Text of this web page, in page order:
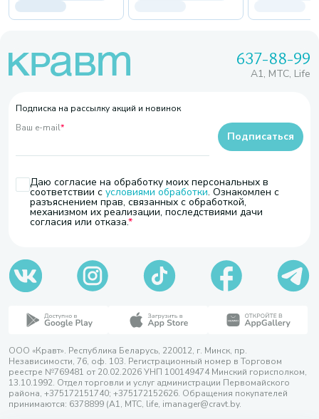
637-88-99
A1, МТС, Life
Подписка на рассылку акций и новинок
Ваш e-mail*
Даю согласие на обработку моих персональных в
соответствии с условиями обработки. Ознакомлен с
разъяснением прав, связанных с обработкой,
механизмом их реализации, последствиями дачи
согласия или отказа.
Подписаться
ООО «Кравт». Республика Беларусь, 220012, г. Минск, пр.
Независимости, 76, оф. 103. Регистрационный номер в Торговом
реестре №769481 от 20.02.2026 УНП 100149474 Минский горисполком,
13.10.1992. Отдел торговли и услуг администрации Первомайского
района, +375172151740; +375172152626. Обращения покупателей
принимаются: 6378899 (А1, МТС, life, imanager@cravt.by.